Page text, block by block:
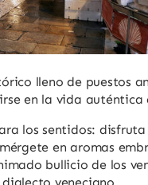
lleno de puestos
en la vida auténtica
los sentidos: disfruta
en aromas
bullicio de los
veneciano.